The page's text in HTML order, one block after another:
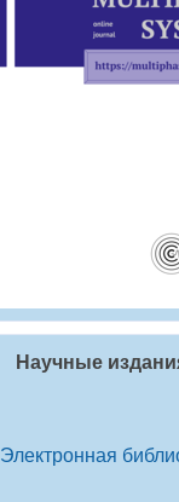
Научные
Электронная